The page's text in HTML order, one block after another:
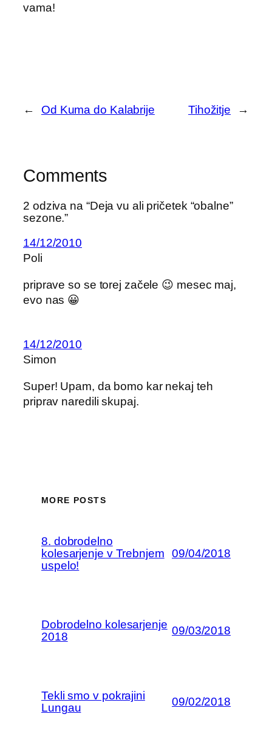
vama!
← Od Kuma do Kalabrije Tihožitje →
Comments
2 odziva na “Deja vu ali pričetek “obalne”
sezone.”
14/12/2010
Poli
priprave so se torej začele 😉 mesec maj,
evo nas 😀
14/12/2010
Simon
Super! Upam, da bomo kar nekaj teh
priprav naredili skupaj.
MORE POSTS
8. dobrodelno
kolesarjenje v Trebnjem
uspelo!
09/04/2018
Dobrodelno kolesarjenje
2018
09/03/2018
Tekli smo v pokrajini
Lungau
09/02/2018